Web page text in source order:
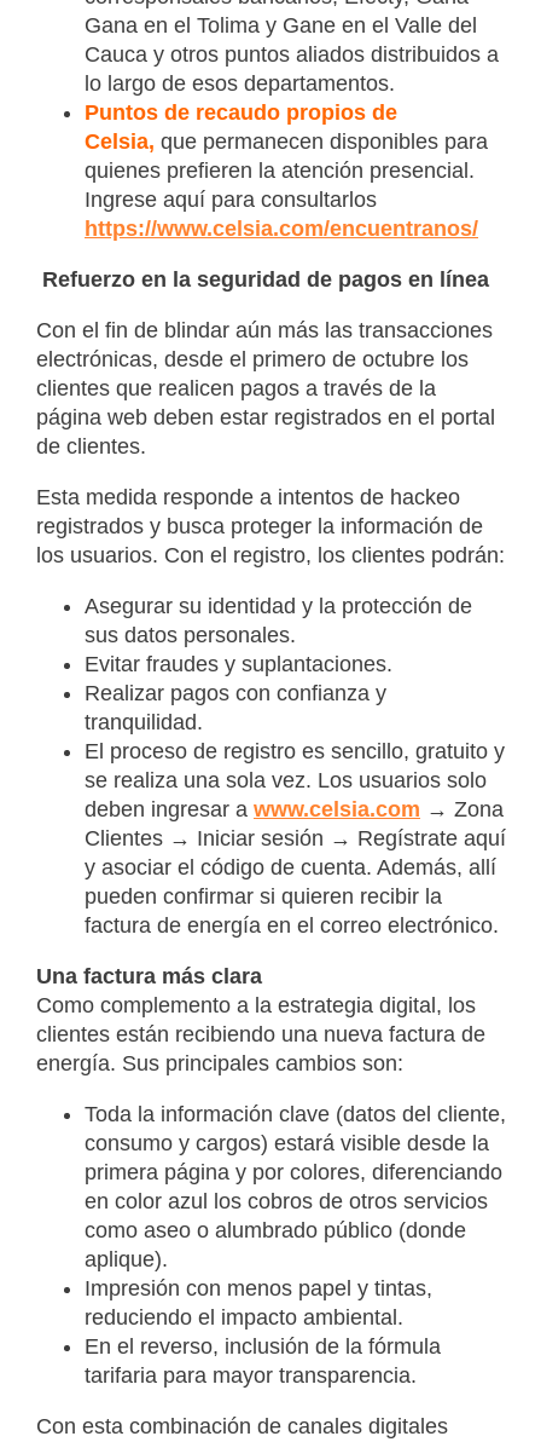
Gana en el Tolima y Gane en el Valle del
Cauca y otros puntos aliados distribuidos a
lo largo de esos departamentos.
Puntos de recaudo propios de
Celsia, que permanecen disponibles para
quienes prefieren la atención presencial.
Ingrese aquí para consultarlos
https://www.celsia.com/encuentranos/
Refuerzo en la seguridad de pagos en línea
Con el fin de blindar aún más las transacciones
electrónicas, desde el primero de octubre los
clientes que realicen pagos a través de la
página web deben estar registrados en el portal
de clientes.
Esta medida responde a intentos de hackeo
registrados y busca proteger la información de
los usuarios. Con el registro, los clientes podrán:
Asegurar su identidad y la protección de
sus datos personales.
Evitar fraudes y suplantaciones.
Realizar pagos con confianza y
tranquilidad.
El proceso de registro es sencillo, gratuito y
se realiza una sola vez. Los usuarios solo
deben ingresar a www.celsia.com → Zona
Clientes → Iniciar sesión → Regístrate aquí
y asociar el código de cuenta. Además, allí
pueden confirmar si quieren recibir la
factura de energía en el correo electrónico.
Una factura más clara
Como complemento a la estrategia digital, los
clientes están recibiendo una nueva factura de
energía. Sus principales cambios son:
Toda la información clave (datos del cliente,
consumo y cargos) estará visible desde la
primera página y por colores, diferenciando
en color azul los cobros de otros servicios
como aseo o alumbrado público (donde
aplique).
Impresión con menos papel y tintas,
reduciendo el impacto ambiental.
En el reverso, inclusión de la fórmula
tarifaria para mayor transparencia.
Con esta combinación de canales digitales